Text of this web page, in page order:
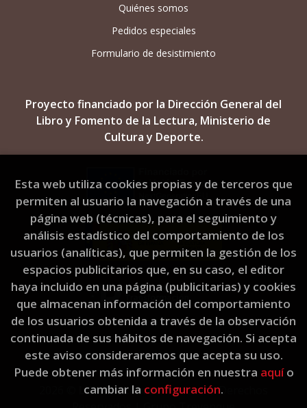
Quiénes somos
Pedidos especiales
Formulario de desistimiento
Proyecto financiado por la Dirección General del
Libro y Fomento de la Lectura, Ministerio de
Cultura y Deporte.
L'Eixam Llibres. Todos los Derechos
Esta web utiliza cookies propias y de terceros que
permiten al usuario la navegación a través de una
página web (técnicas), para el seguimiento y
análisis estadístico del comportamiento de los
usuarios (analíticas), que permiten la gestión de los
espacios publicitarios que, en su caso, el editor
haya incluido en una página (publicitarias) y cookies
que almacenan información del comportamiento
de los usuarios obtenida a través de la observación
continuada de sus hábitos de navegación. Si acepta
este aviso consideraremos que acepta su uso.
Puede obtener más información en nuestra aquío
cambiar la configuración.